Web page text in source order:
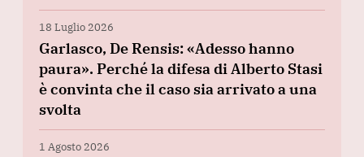
18 Luglio 2026
Garlasco, De Rensis: «Adesso hanno
paura». Perché la difesa di Alberto Stasi
è convinta che il caso sia arrivato a una
svolta
1 Agosto 2026